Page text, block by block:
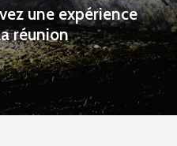
une expérience
réunion